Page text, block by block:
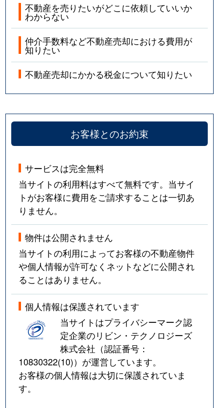
不動産を売りたいがどこに依頼していいか
わからない
仲介手数料など不動産売却における費用が
知りたい
不動産売却にかかる税金について知りたい
お客様とのお約束
サービスは完全無料
当サイトの利用料はすべて無料です。当サイ
トがお客様に費用をご請求することは一切あ
りません。
物件は公開されません
当サイトの利用によってお客様の不動産物件
や個人情報が許可なくネットなどに公開され
ることはありません。
個人情報は保護されています
当サイトはプライバシーマーク認
定企業のリビン・テクノロジーズ
株式会社（認証番号：
10830322(10)）が運営しています。
お客様の個人情報は大切に保護されていま
す。